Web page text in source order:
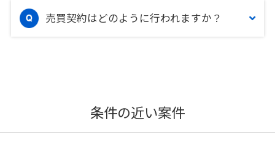
売買契約はどのように行われますか？
条件の近い案件